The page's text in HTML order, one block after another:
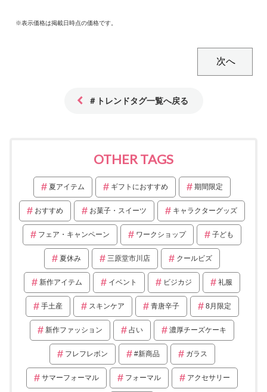
※表示価格は掲載日時点の価格です。
＃トレンドタグ一覧へ戻る
OTHER TAGS
夏アイテム ギフトにおすすめ 期間限定
おすすめ お菓子・スイーツ キャラクターグッズ
フェア・キャンペーン ワークショップ 子ども
夏休み 三原堂市川店 クールビズ
新作アイテム イベント ビジカジ 礼服
手土産 スキンケア 青唐辛子 8月限定
新作ファッション 占い 濃厚チーズケーキ
フレフレボン #新商品 ガラス
サマーフォーマル フォーマル アクセサリー